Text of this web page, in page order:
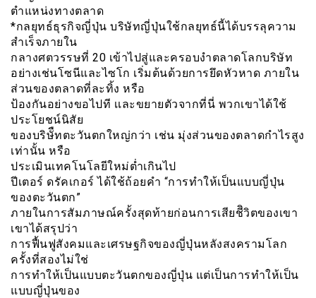
ตำแหน่งทางตลาด
*กลยุทธ์ธุรกิจญี่ปุ่น บริษัทญี่ปุ่นใช้กลยุทธ์นี้ได้บรรลุความ
สำเร็จภายใน
กลางศตวรรษที่ 20 เข้าไปสู่และครอบงำตลาดโลกบริษัท
อย่างเช่นโซนีและไซโก เริ่มต้นด้วยการยึดหัวหาด ภายใน
ส่วนของตลาดที่ละทิ้ง หรือ
ป้องกันอย่างขอไปที เเละขยายตัวจากที่นี่ พวกเขาได้ใช้
ประโยชน์นิสัย
ของบริษัืทตะวันตกใหญ่กว่า เช่น มุ่งส่วนของตลาดกำไรสูง
เท่านั้น หรือ
ประเมินเทคโนโลยีใหม่ต่ำเกินไป
ปีเตอร์ ดรัคเกอร์ ได้ใช้ถ้อยคำ “การทำให้เป็นแบบญี่ปุ่น
ของตะวันตก”
ภายในการสัมภาษณ์ครั้งสุดท้ายก่อนการเสียชีิวิตของเขา
เขาได้สรุปว่า
การฟื้นฟูสังคมและเศรษฐกิจของญี่ปุ่นหลังสงครามโลก
ครั้งที่สองไม่ใช่
การทำให้เป็นแบบตะวันตกของญี่ปุ่น แต่เป็นการทำให้เป็น
แบบญี่ปุ่นของ